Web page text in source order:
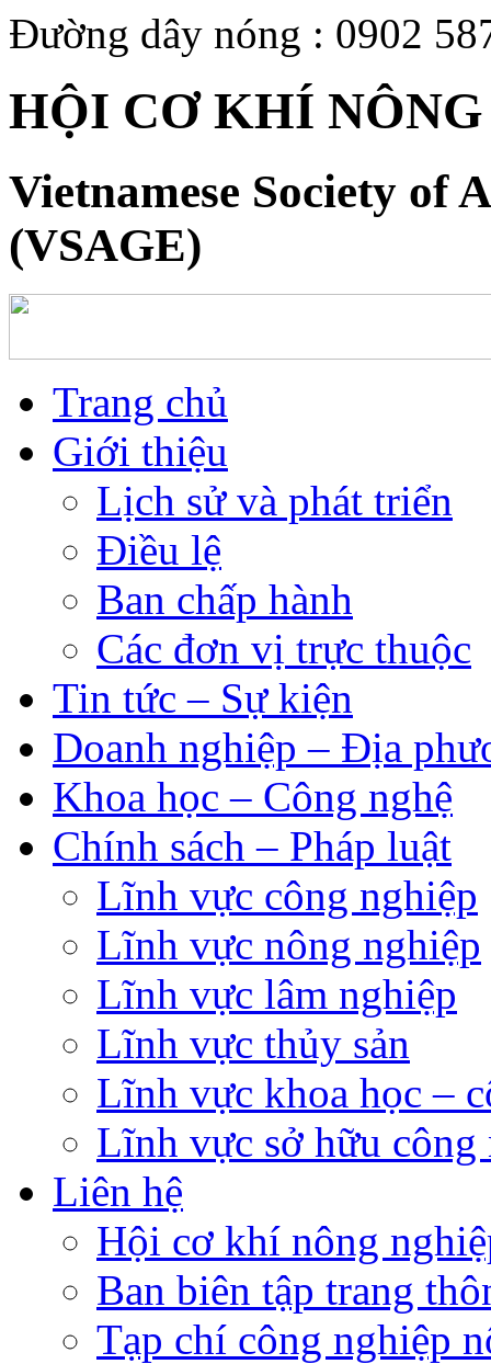
Đường dây nóng : 0902
HỘI CƠ KHÍ
Vietnamese Society of
(VSAGE)
Trang chủ
Giới thiệu
Lịch sử và phát triển
Điều lệ
Ban chấp hành
Các đơn vị trực thuộc
Tin tức – Sự kiện
Doanh nghiệp – Địa
Khoa học – Công nghệ
Chính sách – Pháp luật
Lĩnh vực công nghiệp
Lĩnh vực nông nghiệp
Lĩnh vực lâm nghiệp
Lĩnh vực thủy sản
Lĩnh vực khoa học –
Lĩnh vực sở hữu công
Liên hệ
Hội cơ khí nông
Ban biên tập trang
Tạp chí công nghiệp